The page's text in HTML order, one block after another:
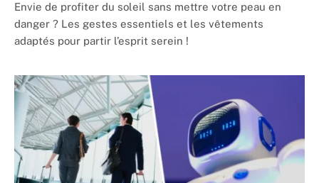
Envie de profiter du soleil sans mettre votre peau en
danger ? Les gestes essentiels et les vêtements
adaptés pour partir l’esprit serein !